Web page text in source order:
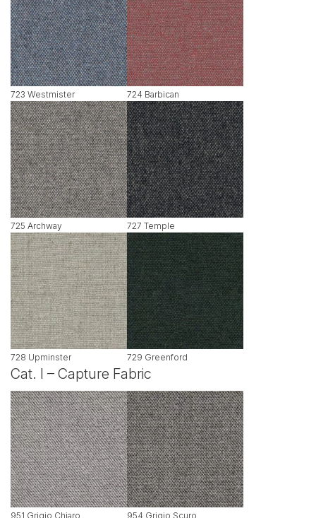
723 Westmister 724 Barbican
725 Archway 727 Temple
728 Upminster 729 Greenford
Cat. I – Capture Fabric
951 Grigio Chiaro 954 Grigio Scuro